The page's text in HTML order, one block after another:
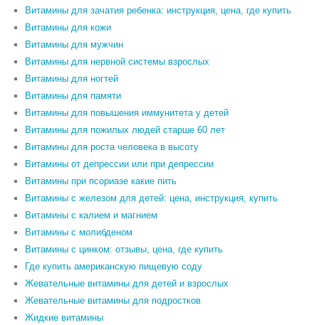
Витамины для зачатия ребенка: инструкция, цена, где купить
Витамины для кожи
Витамины для мужчин
Витамины для нервной системы взрослых
Витамины для ногтей
Витамины для памяти
Витамины для повышения иммунитета у детей
Витамины для пожилых людей старше 60 лет
Витамины для роста человека в высоту
Витамины от депрессии или при депрессии
Витамины при псориазе какие пить
Витамины с железом для детей: цена, инструкция, купить
Витамины с калием и магнием
Витамины с молибденом
Витамины с цинком: отзывы, цена, где купить
Где купить американскую пищевую соду
Жевательные витамины для детей и взрослых
Жевательные витамины для подростков
Жидкие витамины